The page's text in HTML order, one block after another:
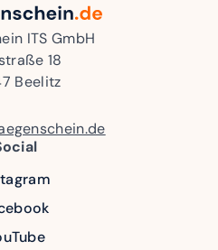
ITS GmbH
18
Beelitz